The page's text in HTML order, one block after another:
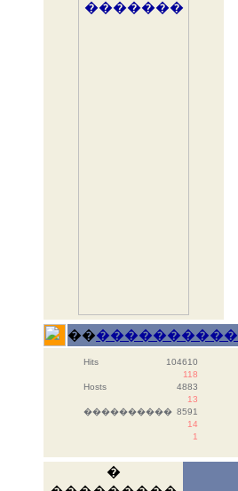
������������
Hits
104610
118
Hosts
4883
13
���������� 8591
14
1
�